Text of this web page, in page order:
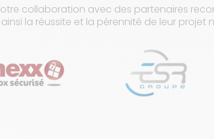
collaboration avec des partenaires
ainsi la réussite et la pérennité de leur projet